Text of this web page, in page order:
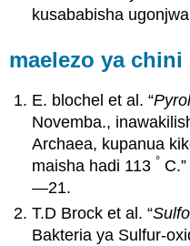
kusababisha
maelezo ya chini
E. blochel et al. “
Novemba.,
Archaea, kupanua
maisha hadi 113 °
—21.
T.D Brock et al. “
Bakteria ya Sulfur-